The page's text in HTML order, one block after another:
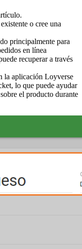
o cree una
principalmente para
en línea
recuperar a través
la aplicación Loyverse
lo que puede ayudar
el producto durante